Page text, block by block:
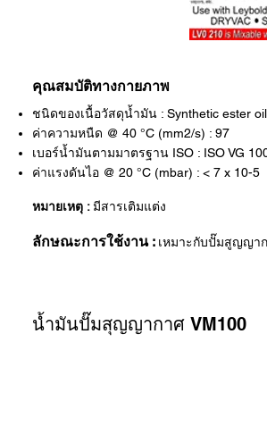
คุณสมบัติทางกายภาพ
ชนิดของเนื้อวัสดุน้ำมัน : Synthetic ester oil
ค่าความหนืด @ 40 °C (mm2/s) : 97
เบอร์น้ำมันตามมาตรฐาน ISO : ISO VG
ค่าแรงดันไอ @ 20 °C (mbar) : < 7 x 10-5
หมายเหตุ :มีสารเติมแต่ง
ลักษณะการใช้งาน : เหมาะกับปั๊มสูญญา
น้ำมันปั๊มสุญญากาศ VM100